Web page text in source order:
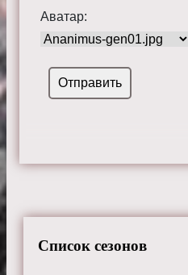
Аватар:
Список сезонов